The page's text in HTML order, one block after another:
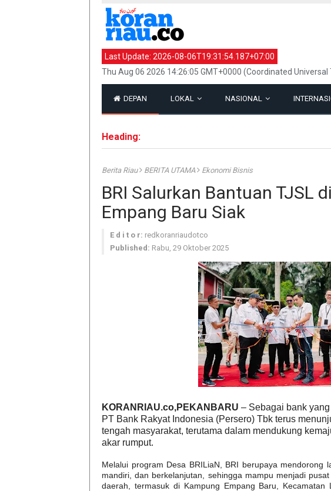
Last Update: 2026-08-06T19:31:54.187+07:00
Thu Aug 06 2026 14:26:05 GMT+0000 (Coordinated Universal
DEPAN LOKAL NASIONAL
Heading:
Berita Riau BERITA UTAMA Ekonomi Bisnis
BRI Salurkan Bantuan TJSL
Empang Baru Siak
E d i t o r: redkoranriaudotco
Published: Rabu, 29 Oktober 2025
KORANRIAU.co,PEKANBARU – Sebagai bank
PT Bank Rakyat Indonesia (Persero) Tbk terus
tengah masyarakat, terutama dalam mendukung
akar rumput.
Melalui program Desa BRILiaN, BRI berupaya mendorong
mandiri, dan berkelanjutan, sehingga mampu menjadi
daerah, termasuk di Kampung Empang Baru, Kecamatan